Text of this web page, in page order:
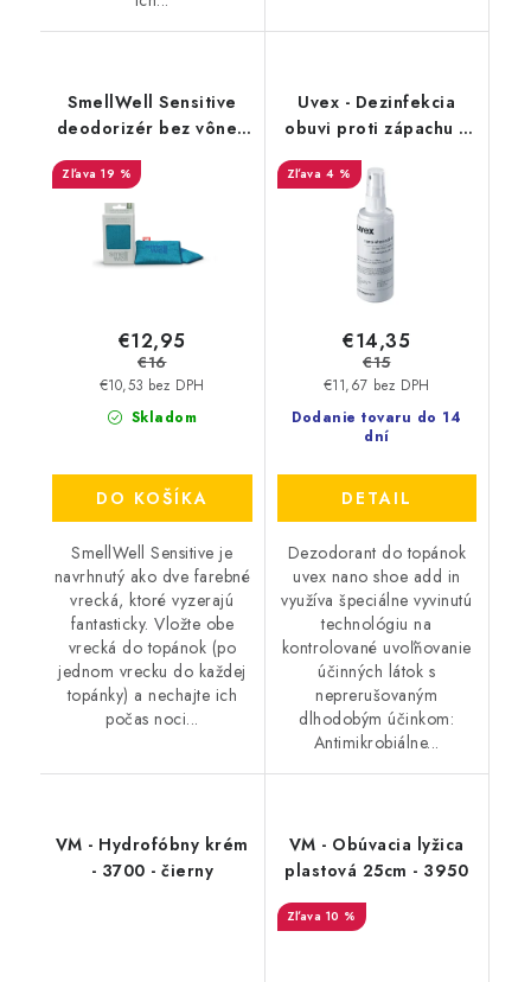
SmellWell Sensitive
deodorizér bez vône -
Blue
19 %
Skladom
€10,53 bez DPH
€12,95
€16
DO KOŠÍKA
SmellWell Sensitive je
navrhnutý ako dve farebné
vrecká, ktoré vyzerajú
fantasticky. Vložte obe
vrecká do topánok (po
jednom vrecku do každej
topánky) a nechajte ich
počas noci...
Uvex - Dezinfekcia
obuvi proti zápachu a
plesniam 125ml
9698/3
4 %
Dodanie tovaru do 14
dní
€11,67 bez DPH
€14,35
€15
DETAIL
Dezodorant do topánok
uvex nano shoe add in
využíva špeciálne vyvinutú
technológiu na
kontrolované uvoľňovanie
účinných látok s
neprerušovaným
dlhodobým účinkom:
Antimikrobiálne...
VM - Hydrofóbny krém
- 3700 - čierny
VM - Obúvacia lyžica
plastová 25cm - 3950
10 %